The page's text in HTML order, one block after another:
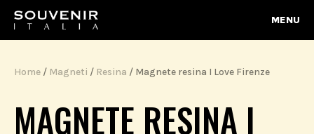
MENU
Home / Magneti / Resina / Magnete resina I Love Firenze
MAGNETE RESINA I